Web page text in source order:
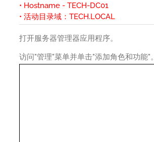
• Hostname - TECH-DC01
• 活动目录域：TECH.LOCAL
打开服务器管理器应用程序。
访问"管理"菜单并单击"添加角色和功能"。